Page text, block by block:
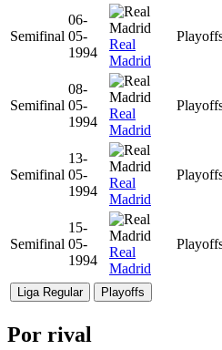
Semifinal
06-
05-
1994
Real
Madrid
Semifinal
08-
05-
1994
Real
Madrid
Semifinal
13-
05-
1994
Real
Madrid
Semifinal
15-
05-
1994
Real
Madrid
Liga Regular Playoffs
Por rival